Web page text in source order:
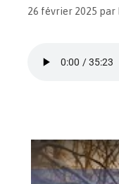
26 février 2025 par